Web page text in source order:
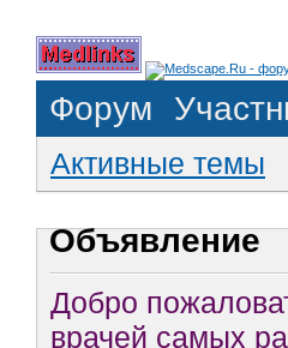
Форум
Активные темы
Объявление
Добро
врачей самых